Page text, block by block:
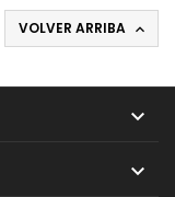
VOLVER ARRIBA 

